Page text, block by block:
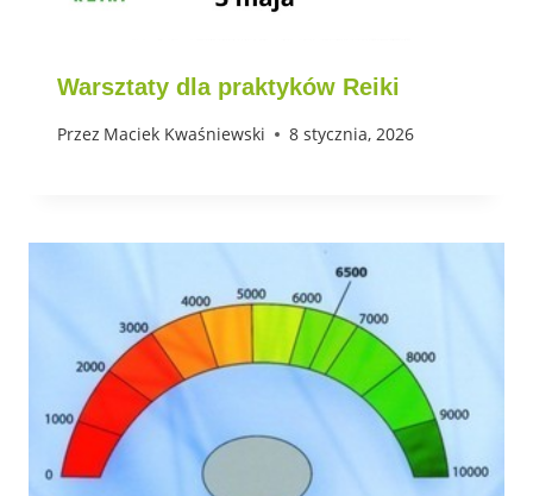
Warsztaty dla praktyków Reiki
Przez Maciek Kwaśniewski 8 stycznia, 2026